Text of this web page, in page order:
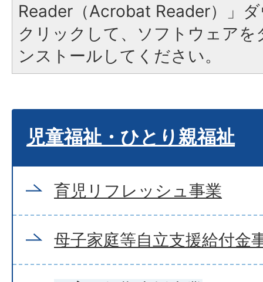
Reader（Acrobat Reader）」
クリックして、ソフトウェア
ンストールしてください。
児童福祉・ひとり親福祉
育児リフレッシュ事業
母子家庭等自立支援給付金